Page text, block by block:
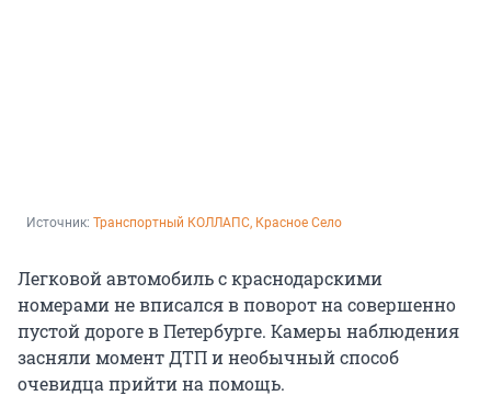
Источник: Транспортный КОЛЛАПС, Красное Село
Легковой автомобиль с краснодарскими
номерами не вписался в поворот на совершенно
пустой дороге в Петербурге. Камеры наблюдения
засняли момент ДТП и необычный способ
очевидца прийти на помощь.